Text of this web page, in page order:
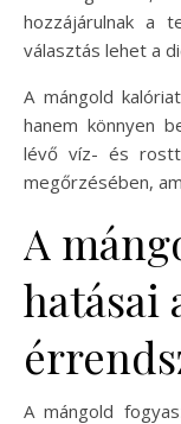
hozzájárulnak a
választás lehet a
A mángold
hanem könnyen
lévő víz- és
megőrzésében,
A
hatásai
A mángold